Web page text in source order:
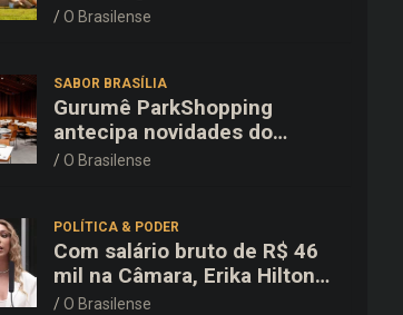
enoturismo na Vinícola
O Brasilense
SABOR BRASÍLIA
Gurumê ParkShopping
antecipa novidades do
cardápio e oferece 25% de
O Brasilense
POLÍTICA & PODER
Com salário bruto de R$ 46
mil na Câmara, Erika Hilton
declara patrimônio de R$
O Brasilense